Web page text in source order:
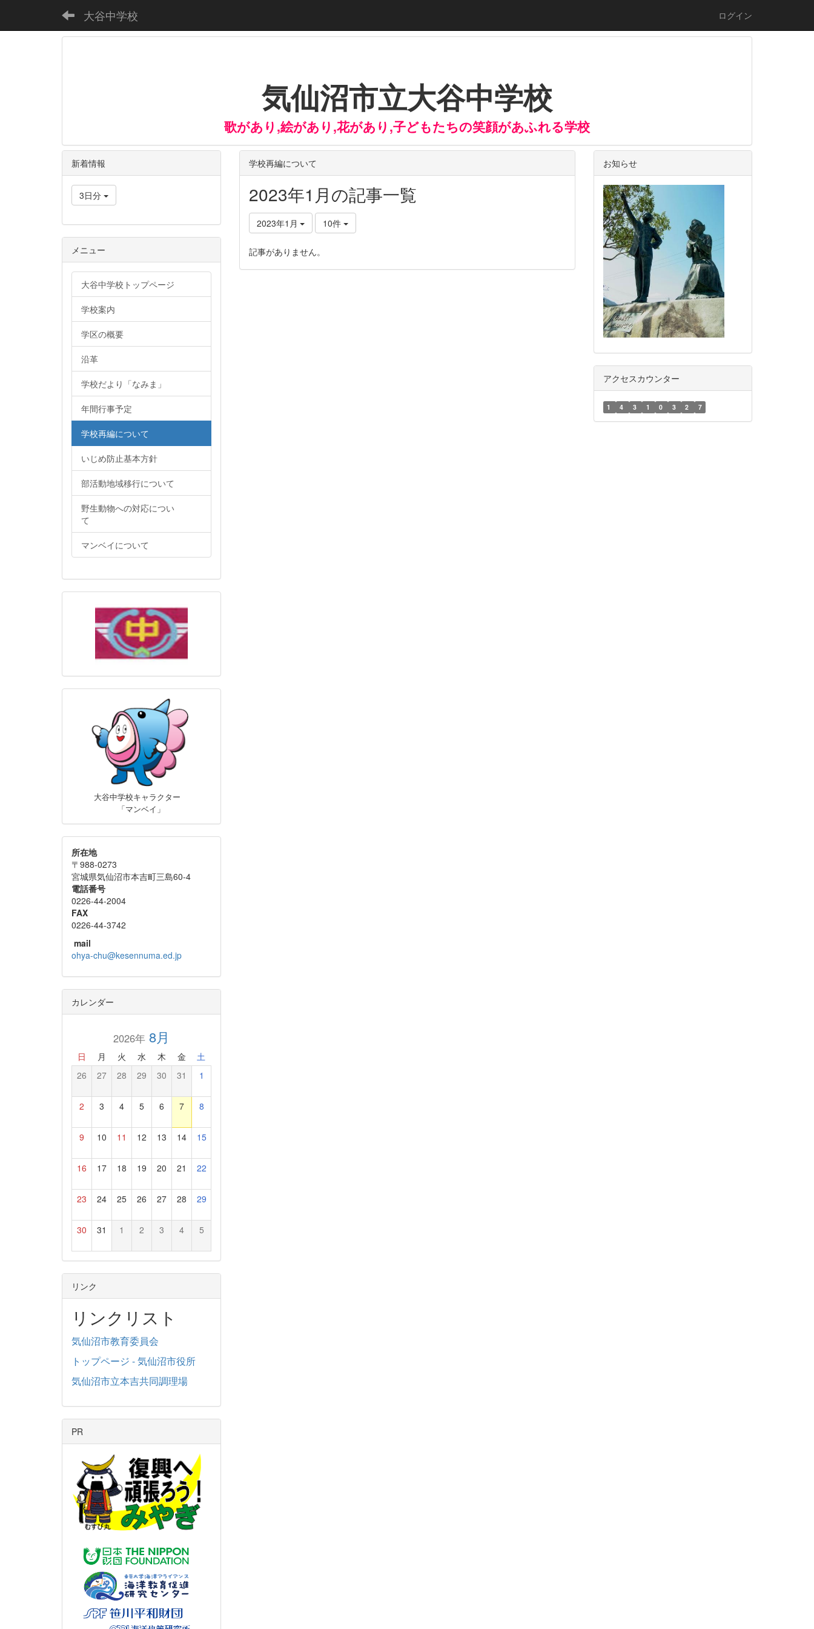
大谷中学校 ログイン
気仙沼市立大谷中学校
歌があり,絵があり,花があり,子どもたちの笑顔があふれる学校
学校再編について
2023年1月の記事一覧
2023年1月 10件
記事がありません。
新着情報
3日分
メニュー
大谷中学校トップページ
学校案内
学区の概要
沿革
学校だより「なみま」
年間行事予定
学校再編について
いじめ防止基本方針
部活動地域移行について
野生動物への対応につい
て
マンベイについて
大谷中学校キャラクター
「マンベイ」
所在地
〒988-0273
宮城県気仙沼市本吉町三島60-4
電話番号
0226-44-2004
FAX
0226-44-3742
mail
ohya-chu@kesennuma.ed.jp
カレンダー
2026年8月
日 月 火 水 木 金 土
26 27 28 29 30 31 1
2 3 4 5 6 7 8
9 10 11 12 13 14 15
16 17 18 19 20 21 22
23 24 25 26 27 28 29
30 31 1 2 3 4 5
リンク
リンクリスト
気仙沼市教育委員会
トップページ - 気仙沼市役所
気仙沼市立本吉共同調理場
PR
お知らせ
アクセスカウンター
1 4 3 1 0 3 2 7